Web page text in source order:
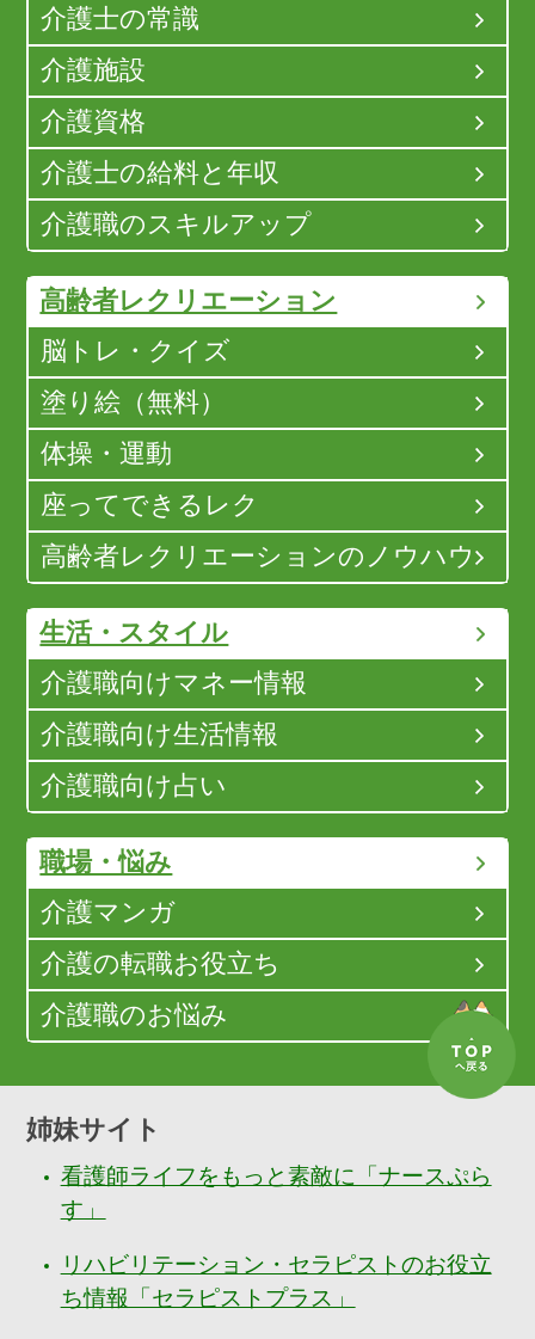
介護士の常識
介護施設
介護資格
介護士の給料と年収
介護職のスキルアップ
高齢者レクリエーション
脳トレ・クイズ
塗り絵（無料）
体操・運動
座ってできるレク
高齢者レクリエーションのノウハウ
生活・スタイル
介護職向けマネー情報
介護職向け生活情報
介護職向け占い
職場・悩み
介護マンガ
介護の転職お役立ち
介護職のお悩み
姉妹サイト
看護師ライフをもっと素敵に「ナースぷら
す」
リハビリテーション・セラピストのお役立
ち情報「セラピストプラス」